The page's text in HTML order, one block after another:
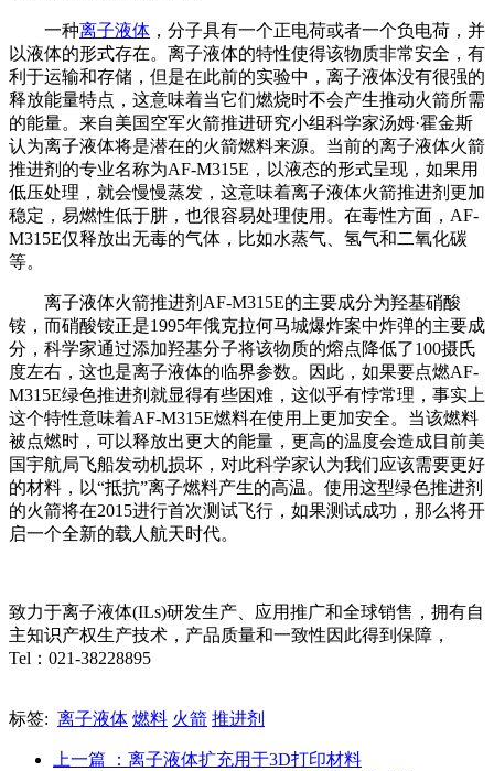
一种离子液体 ，分子具有一个正电荷或者一个负电荷，并
以液体的形式存在。离子液体的特性使得该物质非常安全，有
利于运输和存储，但是在此前的实验中，离子液体没有很强的
释放能量特点，这意味着当它们燃烧时不会产生推动火箭所需
的能量。来自美国空军火箭推进研究小组科学家汤姆·霍金斯
认为离子液体将是潜在的火箭燃料来源。当前的离子液体火箭
推进剂的专业名称为AF-M315E，以液态的形式呈现，如果用
低压处理，就会慢慢蒸发，这意味着离子液体火箭推进剂更加
稳定，易燃性低于肼，也很容易处理使用。在毒性方面，AF-
M315E仅释放出无毒的气体，比如水蒸气、氢气和二氧化碳
等。
离子液体火箭推进剂AF-M315E的主要成分为羟基硝酸
铵，而硝酸铵正是1995年俄克拉何马城爆炸案中炸弹的主要成
分，科学家通过添加羟基分子将该物质的熔点降低了100摄氏
度左右，这也是离子液体的临界参数。因此，如果要点燃AF-
M315E绿色推进剂就显得有些困难，这似乎有悖常理，事实上
这个特性意味着AF-M315E燃料在使用上更加安全。当该燃料
被点燃时，可以释放出更大的能量，更高的温度会造成目前美
国宇航局飞船发动机损坏，对此科学家认为我们应该需要更好
的材料，以“抵抗”离子燃料产生的高温。使用这型绿色推进剂
的火箭将在2015进行首次测试飞行，如果测试成功，那么将开
启一个全新的载人 航天时代。
致力于离子液体(ILs)研发生产、应用推广和全球销售，拥有自
主知识产权生产技术，产品质量和一致性因此得到保障，
Tel：021-38228895
标签: 离子液体 燃料 火箭 推进剂
上一篇
：离子液体扩充用于3D打印材料